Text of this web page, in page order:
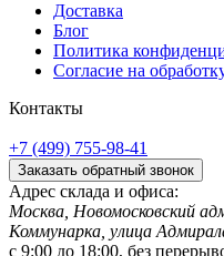
Доставка
Блог
Политика
Согласие на
Контакты
+7 (499) 755-98-41
Заказать обратный звонок
Адрес склада и офиса:
Москва, Новомосковский
Коммунарка, улица
с 9:00 до 18:00, без